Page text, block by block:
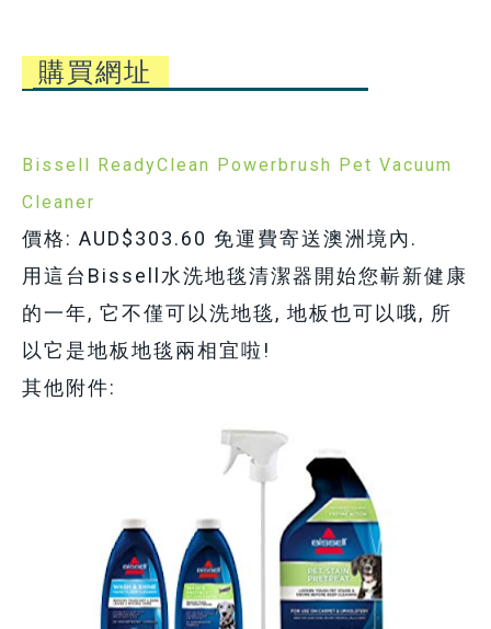
購買網址
Bissell ReadyClean Powerbrush Pet Vacuum
Cleaner
價格: AUD$303.60 免運費寄送澳洲境內.
用這台Bissell水洗地毯清潔器開始您嶄新健康
的一年, 它不僅可以洗地毯, 地板也可以哦, 所
以它是地板地毯兩相宜啦!
其他附件: